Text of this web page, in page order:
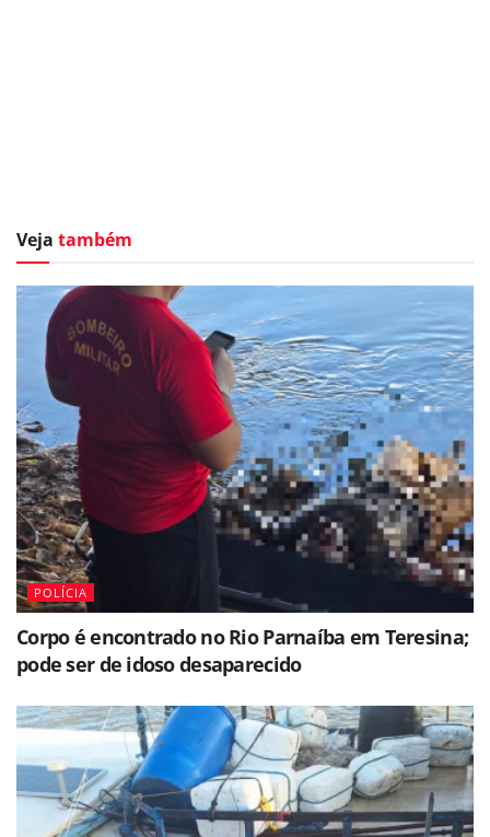
Veja também
POLÍCIA
Corpo é encontrado no Rio Parnaíba em Teresina;
pode ser de idoso desaparecido